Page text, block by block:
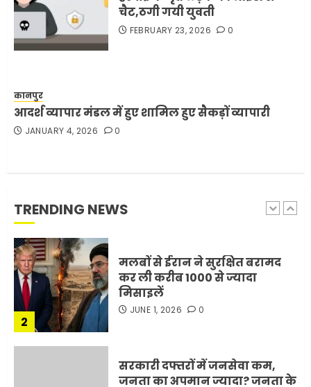
चैट,ठगी गयी युवती
FEBRUARY 23, 2026 0
कानपुर
आदर्श व्यापार मंडल में हुए शामिल हुए सैकड़ों व्यापारी
JANUARY 4, 2026 0
TRENDING NEWS
5
FEBRUARY 3, 2026 0
1
रही है!
2
मिसाइलें
3
सरकारी दफ्तरों में जनसेवा कम,
जनता का अपमान ज्यादा? जनता के
टैक्स पर वेतन, फिर जनता से अभद्र